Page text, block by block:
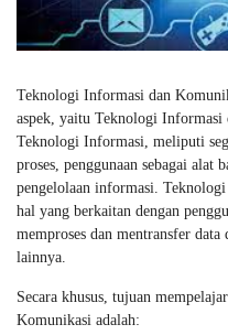
Teknologi Informasi dan
aspek, yaitu Teknologi Informasi
Teknologi Informasi, meliputi
proses, penggunaan sebagai alat
pengelolaan informasi.
hal yang berkaitan dengan
memproses dan mentransfer
lainnya.
Secara khusus, tujuan
Komunikasi adalah: